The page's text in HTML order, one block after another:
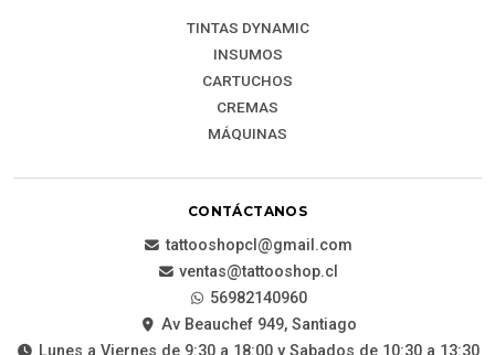
TINTAS DYNAMIC
INSUMOS
CARTUCHOS
CREMAS
MÁQUINAS
CONTÁCTANOS
tattooshopcl@gmail.com
ventas@tattooshop.cl
56982140960
Av Beauchef 949, Santiago
Lunes a Viernes de 9:30 a 18:00 y Sabados de 10:30 a 13:30